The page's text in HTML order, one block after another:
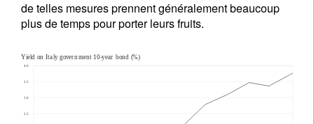
de telles mesures prennent généralement beaucoup
plus de temps pour porter leurs fruits.